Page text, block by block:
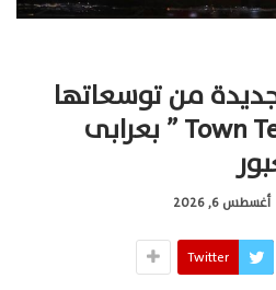
جديدة من توسعاتها
بإطلاق مشروع “Town Ten ” بعرابى
أغسطس 6, 2026
Twitter